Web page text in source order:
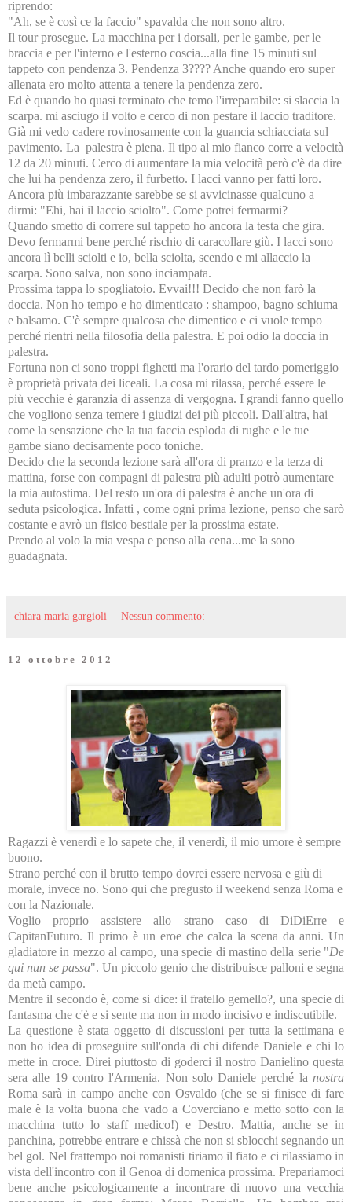
riprendo:
"Ah, se è così ce la faccio" spavalda che non sono altro.
Il tour prosegue. La macchina per i dorsali, per le gambe, per le
braccia e per l'interno e l'esterno coscia...alla fine 15 minuti sul
tappeto con pendenza 3. Pendenza 3???? Anche quando ero super
allenata ero molto attenta a tenere la pendenza zero.
Ed è quando ho quasi terminato che temo l'irreparabile: si slaccia la
scarpa. mi asciugo il volto e cerco di non pestare il laccio traditore.
Già mi vedo cadere rovinosamente con la guancia schiacciata sul
pavimento. La palestra è piena. Il tipo al mio fianco corre a velocità
12 da 20 minuti. Cerco di aumentare la mia velocità però c'è da dire
che lui ha pendenza zero, il furbetto. I lacci vanno per fatti loro.
Ancora più imbarazzante sarebbe se si avvicinasse qualcuno a
dirmi: "Ehi, hai il laccio sciolto". Come potrei fermarmi?
Quando smetto di correre sul tappeto ho ancora la testa che gira.
Devo fermarmi bene perché rischio di caracollare giù. I lacci sono
ancora lì belli sciolti e io, bella sciolta, scendo e mi allaccio la
scarpa. Sono salva, non sono inciampata.
Prossima tappa lo spogliatoio. Evvai!!! Decido che non farò la
doccia. Non ho tempo e ho dimenticato : shampoo, bagno schiuma
e balsamo. C'è sempre qualcosa che dimentico e ci vuole tempo
perché rientri nella filosofia della palestra. E poi odio la doccia in
palestra.
Fortuna non ci sono troppi fighetti ma l'orario del tardo pomeriggio
è proprietà privata dei liceali. La cosa mi rilassa, perché essere le
più vecchie è garanzia di assenza di vergogna. I grandi fanno quello
che vogliono senza temere i giudizi dei più piccoli. Dall'altra, hai
come la sensazione che la tua faccia esploda di rughe e le tue
gambe siano decisamente poco toniche.
Decido che la seconda lezione sarà all'ora di pranzo e la terza di
mattina, forse con compagni di palestra più adulti potrò aumentare
la mia autostima. Del resto un'ora di palestra è anche un'ora di
seduta psicologica. Infatti , come ogni prima lezione, penso che sarò
costante e avrò un fisico bestiale per la prossima estate.
Prendo al volo la mia vespa e penso alla cena...me la sono
guadagnata.
chiara maria gargioli Nessun commento:
12 ottobre 2012
Ragazzi è venerdì e lo sapete che, il venerdì, il mio umore è sempre
buono.
Strano perché con il brutto tempo dovrei essere nervosa e giù di
morale, invece no. Sono qui che pregusto il weekend senza Roma e
con la Nazionale.
Voglio proprio assistere allo strano caso di DiDiErre e
CapitanFuturo. Il primo è un eroe che calca la scena da anni. Un
gladiatore in mezzo al campo, una specie di mastino della serie "De
qui nun se passa". Un piccolo genio che distribuisce palloni e segna
da metà campo.
Mentre il secondo è, come si dice: il fratello gemello?, una specie di
fantasma che c'è e si sente ma non in modo incisivo e indiscutibile.
La questione è stata oggetto di discussioni per tutta la settimana e
non ho idea di proseguire sull'onda di chi difende Daniele e chi lo
mette in croce. Direi piuttosto di goderci il nostro Danielino questa
sera alle 19 contro l'Armenia. Non solo Daniele perché la nostra
Roma sarà in campo anche con Osvaldo (che se si finisce di fare
male è la volta buona che vado a Coverciano e metto sotto con la
macchina tutto lo staff medico!) e Destro. Mattia, anche se in
panchina, potrebbe entrare e chissà che non si sblocchi segnando un
bel gol. Nel frattempo noi romanisti tiriamo il fiato e ci rilassiamo in
vista dell'incontro con il Genoa di domenica prossima. Prepariamoci
bene anche psicologicamente a incontrare di nuovo una vecchia